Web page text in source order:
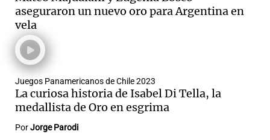
aseguraron un nuevo oro para Argentina en
vela
Juegos Panamericanos de Chile 2023
La curiosa historia de Isabel Di Tella, la
medallista de Oro en esgrima
PorJorge Parodi